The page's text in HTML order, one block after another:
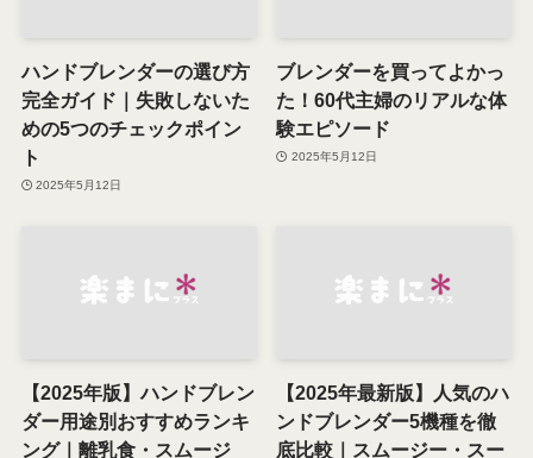
ハンドブレンダーの選び方
完全ガイド｜失敗しないた
めの5つのチェックポイン
ト
2025年5月12日
ブレンダーを買ってよかっ
た！60代主婦のリアルな体
験エピソード
2025年5月12日
【2025年版】ハンドブレン
ダー用途別おすすめランキ
ング｜離乳食・スムージ
【2025年最新版】人気のハ
ンドブレンダー5機種を徹
底比較｜スムージー・スー